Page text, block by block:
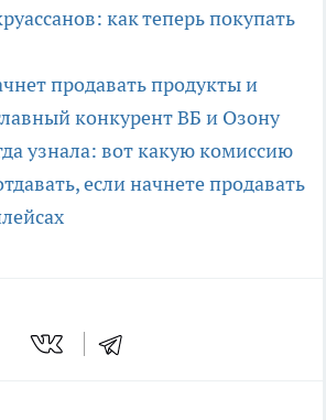
как теперь покупать
продавать продукты и
конкурент ВБ и Озону
узнала: вот какую комиссию
если начнете продавать